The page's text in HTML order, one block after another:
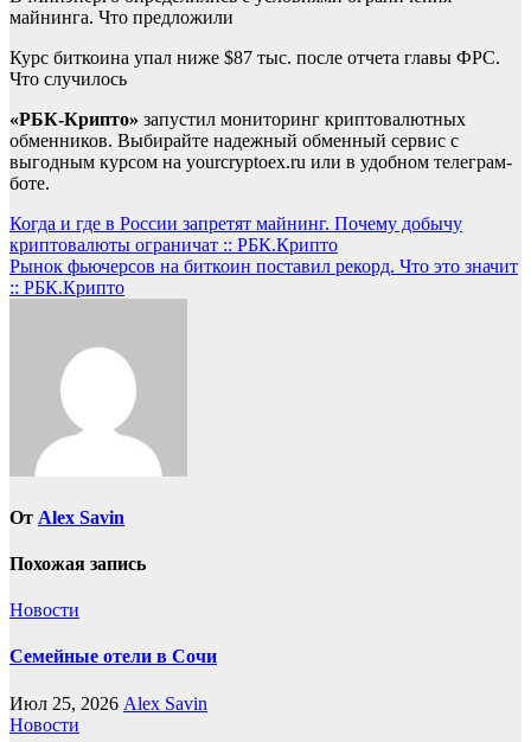
майнинга. Что предложили
Курс биткоина упал ниже $87 тыс. после отчета главы ФРС.
Что случилось
«РБК-Крипто» запустил мониторинг криптовалютных
обменников. Выбирайте надежный обменный сервис с
выгодным курсом на yourcryptoex.ru или в удобном телеграм-
боте.
Навигация
по
записям
Когда и где в России запретят майнинг. Почему добычу
криптовалюты ограничат :: РБК.Крипто
Рынок фьючерсов на биткоин поставил рекорд. Что это значит
:: РБК.Крипто
От Alex Savin
Похожая запись
Новости
Семейные отели в Сочи
Июл 25, 2026 Alex Savin
Новости